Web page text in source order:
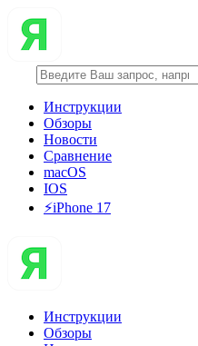
Инструкции
Обзоры
Новости
Сравнение
macOS
IOS
⚡️iPhone 17
Инструкции
Обзоры